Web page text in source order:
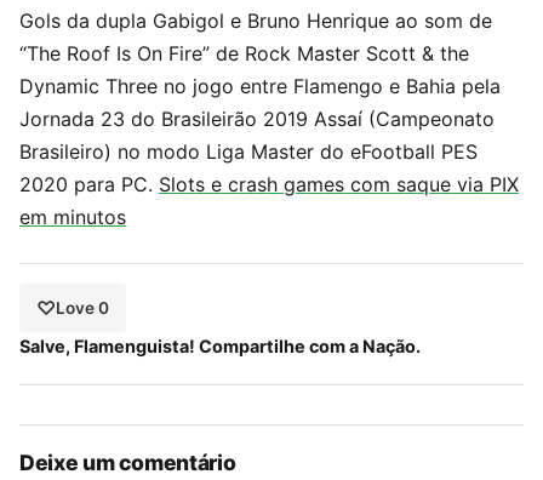
Gols da dupla Gabigol e Bruno Henrique ao som de
“The Roof Is On Fire” de Rock Master Scott & the
Dynamic Three no jogo entre Flamengo e Bahia pela
Jornada 23 do Brasileirão 2019 Assaí (Campeonato
Brasileiro) no modo Liga Master do eFootball PES
2020 para PC. Slots e crash games com saque via PIX
em minutos
Love 0
Salve, Flamenguista! Compartilhe com a Nação.
Deixe um comentário